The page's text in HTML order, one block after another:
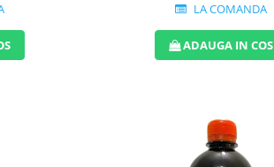
LA COMANDA
ADAUGA IN COS